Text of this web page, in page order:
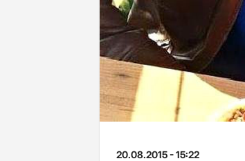
20.08.2015 - 15:22